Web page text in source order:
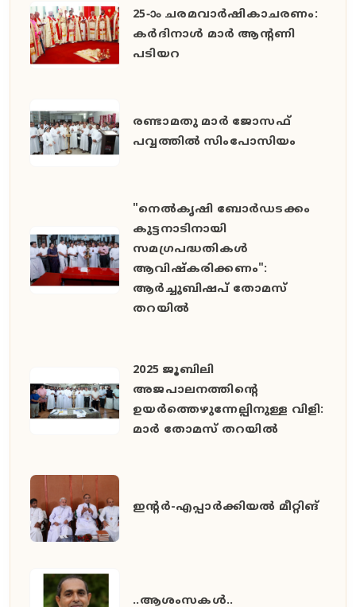
25-ാം ചരമവാർഷികാചരണം:
കർദിനാൾ മാർ ആന്റണി
പടിയറ
രണ്ടാമതു മാർ ജോസഫ്
പവ്വത്തിൽ സിംപോസിയം
"നെൽകൃഷി ബോർഡടക്കം
കുട്ടനാടിനായി
സമഗ്രപദ്ധതികൾ
ആവിഷ്കരിക്കണം":
ആർച്ചുബിഷപ് തോമസ്
തറയിൽ
2025 ജൂബിലി
അജപാലനത്തിന്റെ
ഉയർത്തെഴുന്നേല്പിനുള്ള വിളി:
മാർ തോമസ് തറയിൽ
ഇൻ്റർ-എപ്പാർക്കിയൽ മീറ്റിങ്
..ആശംസകൾ..